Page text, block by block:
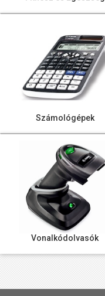
Számológépek
Vonalkódolvasók